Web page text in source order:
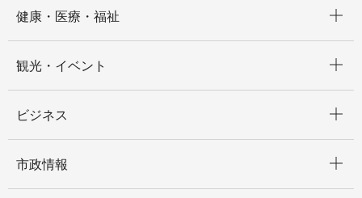
健康・医療・福祉
観光・イベント
ビジネス
市政情報